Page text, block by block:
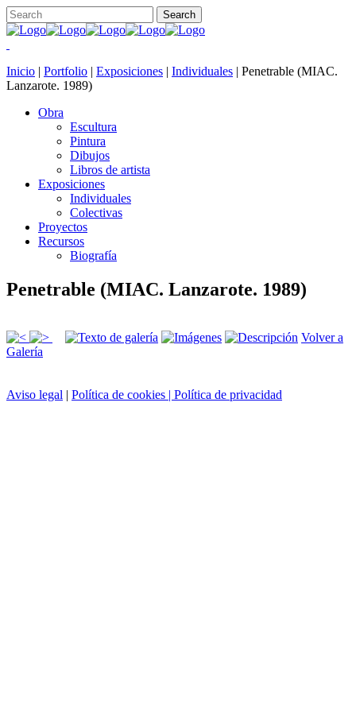
Inicio | Portfolio | Exposiciones | Individuales | Penetrable (MIAC.
Lanzarote. 1989)
Obra
Escultura
Pintura
Dibujos
Libros de artista
Exposiciones
Individuales
Colectivas
Proyectos
Recursos
Biografía
Penetrable (MIAC. Lanzarote. 1989)
Volver a
Galería
Aviso legal | Política de cookies | Política de privacidad